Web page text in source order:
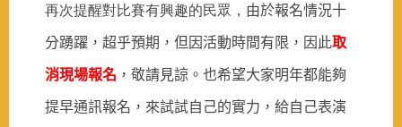
再次提醒對比賽有興趣的民眾， 由於報名情況十
分踴躍，超乎預期，但因活動時間有限，因此取
消現場報名 ，敬請見諒。也希望大家明年都能夠
提早通訊報名，來試試自己的實力，給自己表演